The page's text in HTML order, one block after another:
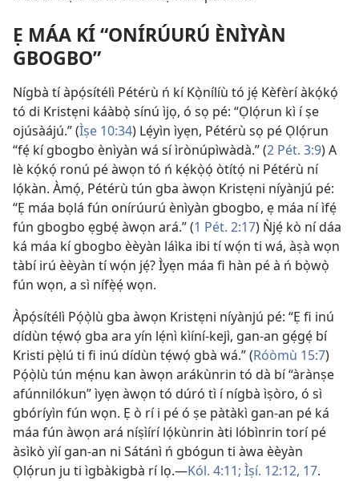
Ẹ MÁA KÍ “ONÍRÚURÚ ÈNÌYÀN
GBOGBO”
Nígbà tí àpọ́sítélì Pétérù ń kí Kọ̀nílíù tó jẹ́ Kèfèrí àkọ́kọ́
tó di Kristẹni káàbọ̀ sínú ìjọ, ó sọ pé: “Ọlọ́run kì í ṣe
ojúsàájú.” (Ìṣe 10:34) Lẹ́yìn ìyẹn, Pétérù sọ pé Ọlọ́run
“fẹ́ kí gbogbo ènìyàn wá sí ìrònúpìwàdà.” (2 Pét. 3:9) A
lè kọ́kọ́ ronú pé àwọn tó ń kẹ́kọ̀ọ́ òtítọ́ ni Pétérù ní
lọ́kàn. Àmọ́, Pétérù tún gba àwọn Kristẹni níyànjú pé:
“Ẹ máa bọlá fún onírúurú ènìyàn gbogbo, ẹ máa ní ìfẹ́
fún gbogbo ẹgbẹ́ àwọn ará.” (1 Pét. 2:17) Ǹjẹ́ kò ní dáa
ká máa kí gbogbo èèyàn láìka ibi tí wọ́n ti wá, àṣà wọn
tàbí irú èèyàn tí wọ́n jẹ́? Ìyẹn máa fi hàn pé à ń bọ̀wọ̀
fún wọn, a sì nífẹ̀ẹ́ wọn.
Àpọ́sítélì Pọ́ọ̀lù gba àwọn Kristẹni níyànjú pé: “Ẹ fi inú
dídùn tẹ́wọ́ gba ara yín lẹ́nì kìíní-kejì, gan-an gẹ́gẹ́ bí
Kristi pẹ̀lú ti fi inú dídùn tẹ́wọ́ gbà wá.” (Róòmù 15:7)
Pọ́ọ̀lù tún mẹ́nu kan àwọn arákùnrin tó dà bí “àrànṣe
afúnnilókun” ìyẹn àwọn tó dúró tì í nígbà ìṣòro, ó sì
gbóríyìn fún wọn. Ẹ ò rí i pé ó ṣe pàtàkì gan-an pé ká
máa fún àwọn ará níṣìírí lọ́kùnrin àti lóbìnrin torí pé
àsìkò yìí gan-an ni Sátánì ń gbógun ti àwa èèyàn
Ọlọ́run ju ti ìgbàkigbà rí lọ.​—Kól. 4:11; Ìṣí. 12:​12, 17.